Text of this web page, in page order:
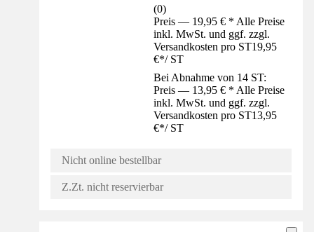
(0)
Preis — 19,95 € * Alle Preise
inkl. MwSt. und ggf. zzgl.
Versandkosten pro ST19,95
€*/ ST
Bei Abnahme von 14 ST:
Preis — 13,95 € * Alle Preise
inkl. MwSt. und ggf. zzgl.
Versandkosten pro ST13,95
€*/ ST
Nicht online bestellbar
Z.Zt. nicht reservierbar